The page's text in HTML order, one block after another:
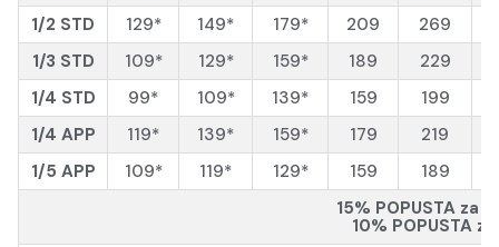
1/2 STD 129* 149* 179* 209 269
1/3 STD
109* 129* 159* 189 229
1/4 STD
99* 109* 139* 159 199
1/4 APP
119* 139* 159* 179 219
1/5 APP
109* 119* 129* 159 189
15% POPUSTA za
10% POPUSTA